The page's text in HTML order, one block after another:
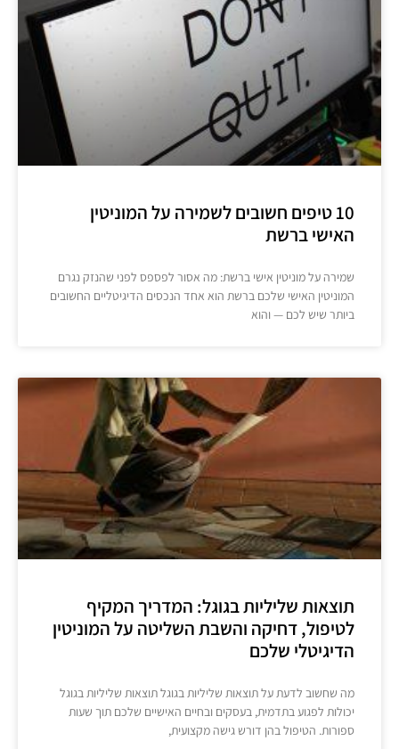
10 טיפים חשובים לשמירה על המוניטין
האישי ברשת
שמירה על מוניטין אישי ברשת: מה אסור לפספס לפני שהנזק נגרם
המוניטין האישי שלכם ברשת הוא אחד הנכסים הדיגיטליים החשובים
ביותר שיש לכם — והוא
תוצאות שליליות בגוגל: המדריך המקיף
לטיפול, דחיקה והשבת השליטה על המוניטין
הדיגיטלי שלכם
מה שחשוב לדעת על תוצאות שליליות בגוגל תוצאות שליליות בגוגל
יכולות לפגוע בתדמית, בעסקים ובחיים האישיים שלכם תוך שעות
ספורות. הטיפול בהן דורש גישה מקצועית,